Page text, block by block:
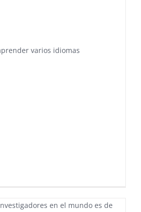
varios idiomas